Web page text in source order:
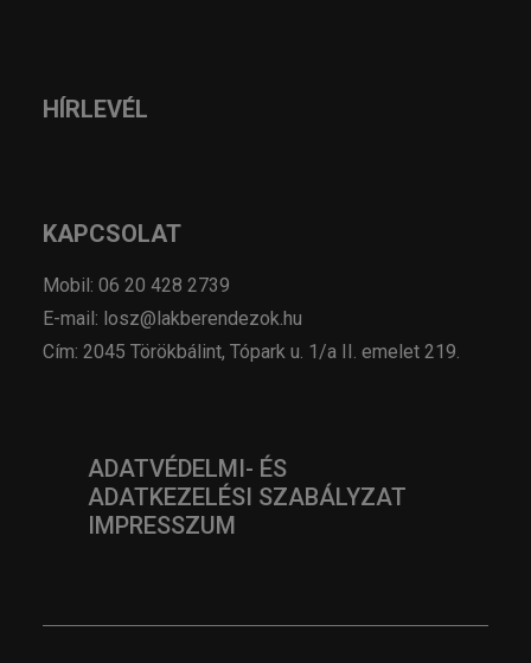
HÍRLEVÉL
KAPCSOLAT
Mobil: 06 20 428 2739
E-mail: losz@lakberendezok.hu
Cím: 2045 Törökbálint, Tópark u. 1/a II. emelet 219.
ADATVÉDELMI- ÉS
ADATKEZELÉSI SZABÁLYZAT
IMPRESSZUM